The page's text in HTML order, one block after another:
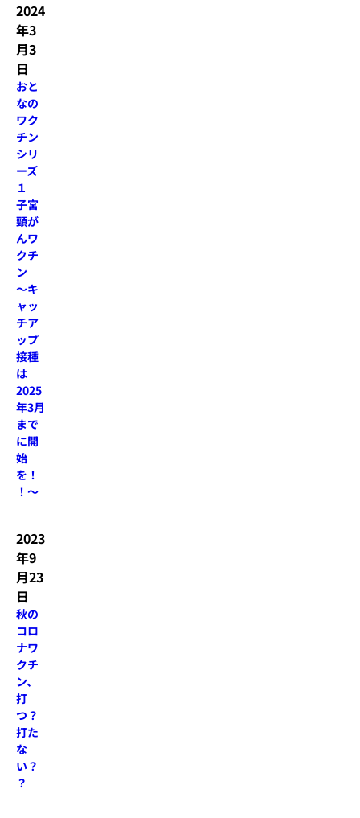
2024
年3
月3
日
おと
なの
ワク
チン
シリ
ーズ
１
子宮
頸が
んワ
クチ
ン
～キ
ャッ
チア
ップ
接種
は
2025
年3月
まで
に開
始
を！
！～
2023
年9
月23
日
秋の
コロ
ナワ
クチ
ン、
打
つ？
打た
な
い？
？